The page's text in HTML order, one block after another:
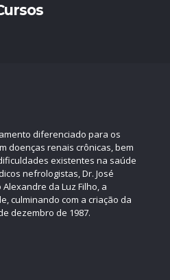
diferenciado para os
doenças renais crônicas, bem
existentes na saúde
nefrologistas, Dr. José
da Luz Filho, a
culminando com a criação da
dezembro de 1987.